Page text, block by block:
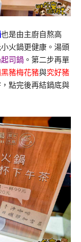
也是由主廚自熬高
火鍋更健康。湯頭
司鍋 。第二步再單
豬梅花豬與究好豬
點完後再結鍋底與